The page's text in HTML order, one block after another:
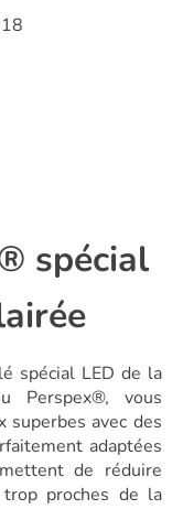
spécial
spécial LED de la
Perspex®, vous
superbes avec des
adaptées
de réduire
proches de la